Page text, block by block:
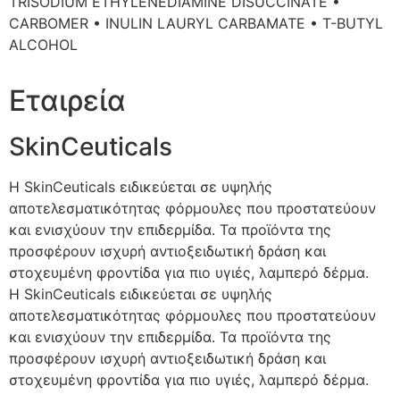
CARBOMER • INULIN LAURYL CARBAMATE • T-BUTYL
ALCOHOL
Εταιρεία
SkinCeuticals
Η SkinCeuticals ειδικεύεται σε υψηλής
αποτελεσματικότητας φόρμουλες που προστατεύουν
και ενισχύουν την επιδερμίδα. Τα προϊόντα της
προσφέρουν ισχυρή αντιοξειδωτική δράση και
στοχευμένη φροντίδα για πιο υγιές, λαμπερό δέρμα.
Η SkinCeuticals ειδικεύεται σε υψηλής
αποτελεσματικότητας φόρμουλες που προστατεύουν
και ενισχύουν την επιδερμίδα. Τα προϊόντα της
προσφέρουν ισχυρή αντιοξειδωτική δράση και
στοχευμένη φροντίδα για πιο υγιές, λαμπερό δέρμα.